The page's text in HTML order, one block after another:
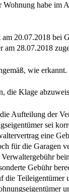
Wohnung habe im
20.07.2018 bei
am 28.07.2018
wie erkannt.
die Klage
Aufteilung der
sei
eine
für die Garagen
Gebühr
die Teileigentümer